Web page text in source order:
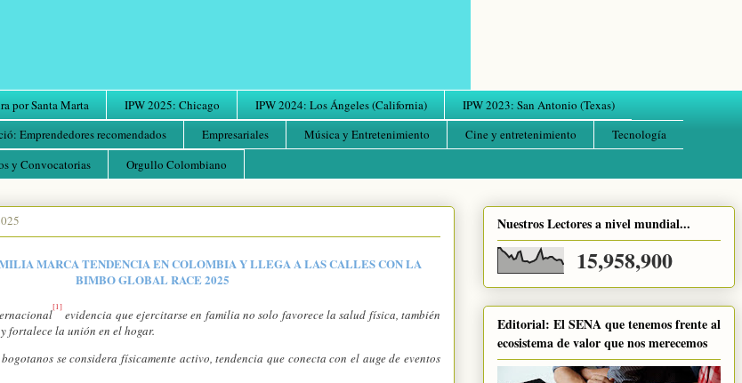
por Santa Marta IPW 2025: Chicago IPW 2024: Los Ángeles (California)
IPW 2023: San Antonio (Texas)
Emprendedores recomendados Empresariales Música y Entretenimiento Cine y entretenimiento
Tecnología
y Convocatorias Orgullo Colombiano
MARCA TENDENCIA EN COLOMBIA Y LLEGA A LAS CALLES CON LA
BIMBO GLOBAL RACE 2025
[1] evidencia que ejercitarse en familia no solo favorece la salud física, también
fortalece la unión en el hogar.
se considera físicamente activo, tendencia que conecta con el auge de eventos
Nuestros Lectores a nivel mundial...
15,958,900
Editorial: El SENA que tenemos frente al
ecosistema de valor que nos merecemos